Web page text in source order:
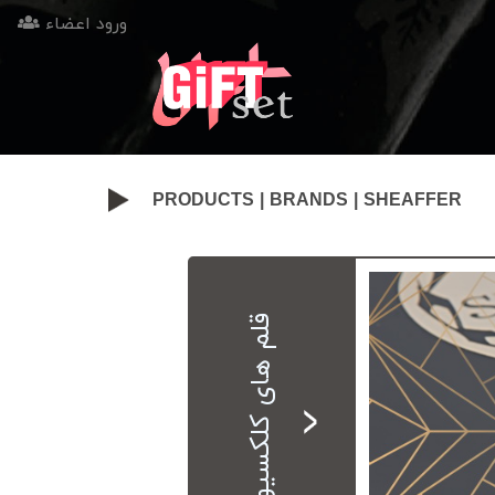
ورود اعضاء
PRODUCTS BRANDS | SHEAFFER
قلم های کلکسیونی